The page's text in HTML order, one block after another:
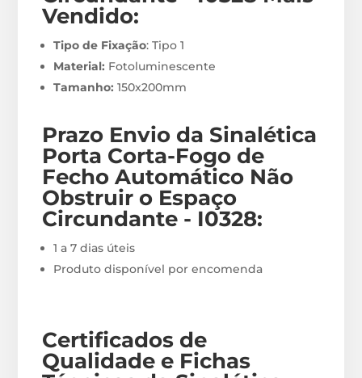
Vendido:
Tipo de Fixação: Tipo 1
Material: Fotoluminescente
Tamanho: 150x200mm
Prazo Envio da Sinalética
Porta Corta-Fogo de
Fecho Automático Não
Obstruir o Espaço
Circundante - I0328:
1 a 7 dias úteis
Produto disponível por encomenda
Certificados de
Qualidade e Fichas